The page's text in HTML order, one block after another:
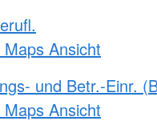
Ansicht
und Betr.-Einr.
Ansicht